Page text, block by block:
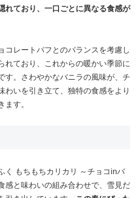
れており、一口ごとに異なる食感が
コレートパフとのバランスを考慮し
れており、これからの暖かい季節に
す。さわやかなバニラの風味が、チ
わいを引き立て、独特の食感をより
ます。
く もちもちカリカリ ～チョコinバ
感と味わいの組み合わせで、雪見だ